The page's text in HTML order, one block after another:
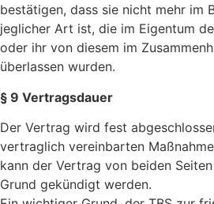
bestätigen, dass sie nicht mehr im
jeglicher Art ist, die im Eigentum
oder ihr von diesem im
überlassen wurden.
§ 9 Vertragsdauer
Der Vertrag wird fest
vertraglich vereinbarten
kann der Vertrag von beiden
Grund gekündigt werden.